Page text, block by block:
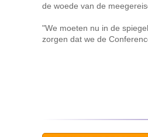
de woede van de
"We moeten nu in de
zorgen dat we de